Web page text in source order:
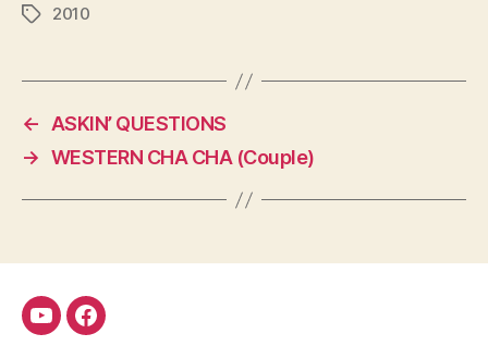
Étiquettes
2010
← ASKIN’ QUESTIONS
→ WESTERN CHA CHA (Couple)
YoutubeFacebook